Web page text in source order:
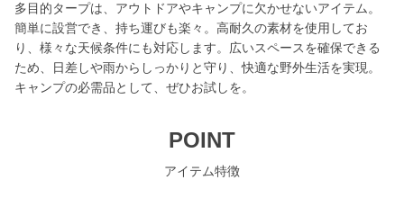
多目的タープは、アウトドアやキャンプに欠かせないアイテム。
簡単に設営でき、持ち運びも楽々。高耐久の素材を使用してお
り、様々な天候条件にも対応します。広いスペースを確保できる
ため、日差しや雨からしっかりと守り、快適な野外生活を実現。
キャンプの必需品として、ぜひお試しを。
POINT
アイテム特徴